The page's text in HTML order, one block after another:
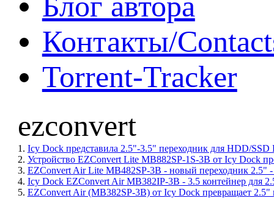
Контакты/
Torrent-Tracker
ezconvert
1. Icy Dock представила 2.5"-3.5" переходник для HDD/
2. Устройство EZConvert Lite MB882SP-1S-3B от Icy Dock
3. EZConvert Air Lite MB482SP-3B - новый переходник 2.5"
4. Icy Dock EZConvert Air MB382IP-3B - 3.5 контейнер для
5. EZConvert Air (MB382SP-3B) от Icy Dock превращает 2.5"